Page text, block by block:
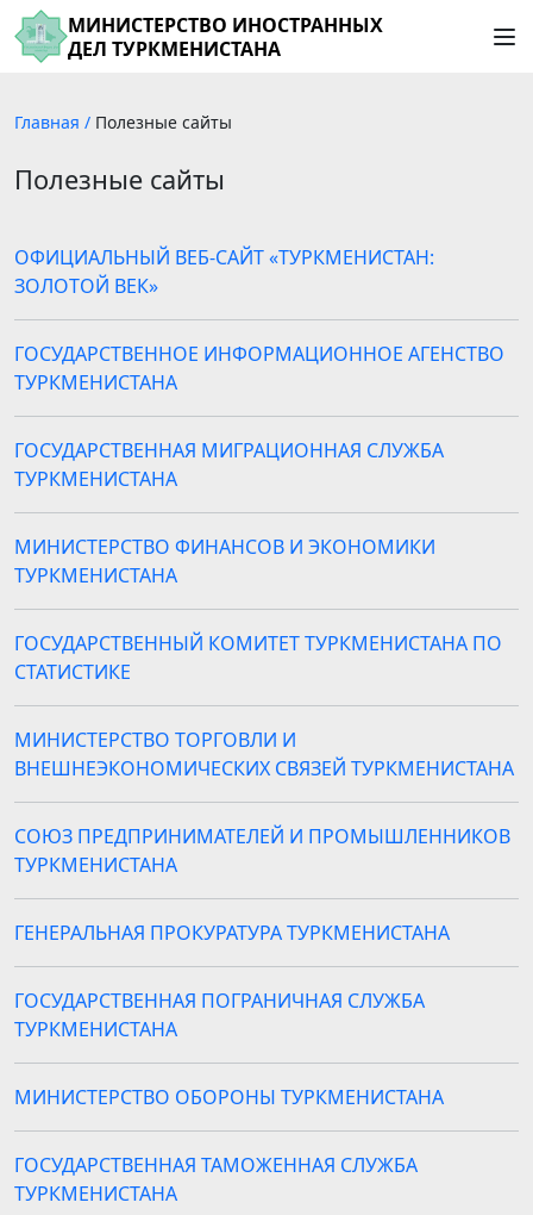
МИНИСТЕРСТВО ИНОСТРАННЫХ
ДЕЛ ТУРКМЕНИСТАНА
Главная / Полезные сайты
Полезные сайты
ОФИЦИАЛЬНЫЙ ВЕБ-САЙТ «ТУРКМЕНИСТАН:
ЗОЛОТОЙ ВЕК»
ГОСУДАРСТВЕННОЕ ИНФОРМАЦИОННОЕ АГЕНСТВО
ТУРКМЕНИСТАНА
ГОСУДАРСТВЕННАЯ МИГРАЦИОННАЯ СЛУЖБА
ТУРКМЕНИСТАНА
МИНИСТЕРСТВО ФИНАНСОВ И ЭКОНОМИКИ
ТУРКМЕНИСТАНА
ГОСУДАРСТВЕННЫЙ КОМИТЕТ ТУРКМЕНИСТАНА ПО
СТАТИСТИКЕ
МИНИСТЕРСТВО ТОРГОВЛИ И
ВНЕШНЕЭКОНОМИЧЕСКИХ СВЯЗЕЙ ТУРКМЕНИСТАНА
СОЮЗ ПРЕДПРИНИМАТЕЛЕЙ И ПРОМЫШЛЕННИКОВ
ТУРКМЕНИСТАНА
ГЕНЕРАЛЬНАЯ ПРОКУРАТУРА ТУРКМЕНИСТАНА
ГОСУДАРСТВЕННАЯ ПОГРАНИЧНАЯ СЛУЖБА
ТУРКМЕНИСТАНА
МИНИСТЕРСТВО ОБОРОНЫ ТУРКМЕНИСТАНА
ГОСУДАРСТВЕННАЯ ТАМОЖЕННАЯ СЛУЖБА
ТУРКМЕНИСТАНА